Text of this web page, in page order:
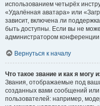
использованием четырёх
«Удалённая аватара» или
зависит, включена ли
быть доступны. Если вы не
администратором
Вернуться к началу
Что такое звание и как я могу
Звания, отображаемые под
созданных вами сообщений
пользователей: например,